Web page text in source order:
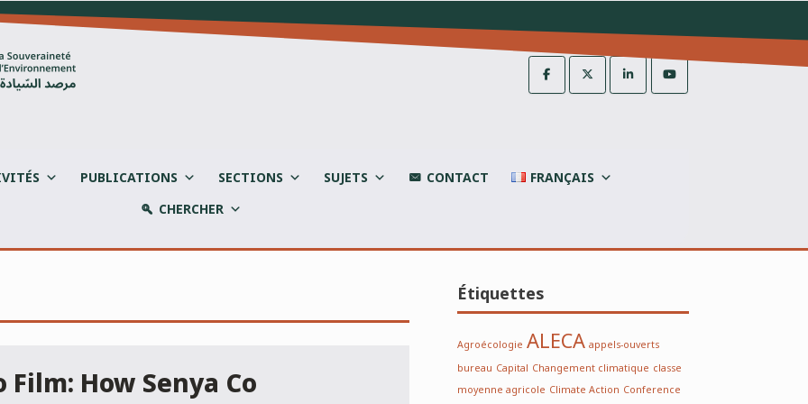
PUBLICATIONS SECTIONS SUJETS CONTACT
FRANÇAIS
CHERCHER
How Senya Co
Étiquettes
Agroécologie ALECAappels-ouverts
bureau Capital Changement climatique classe
moyenne agricole Climate Action Conference